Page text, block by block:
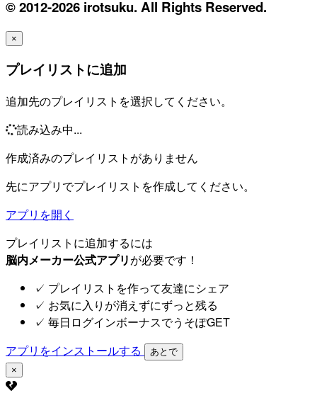
© 2012-2026 irotsuku. All Rights Reserved.
×
プレイリストに追加
追加先のプレイリストを選択してください。
読み込み中...
作成済みのプレイリストがありません
先にアプリでプレイリストを作成してください。
アプリを開く
プレイリストに追加するには
脳内メーカー公式アプリが必要です！
✓ プレイリストを作って友達にシェア
✓ お気に入りが消えずにずっと残る
✓ 毎日ログインボーナスでうそぽGET
アプリをインストールする
あとで
×